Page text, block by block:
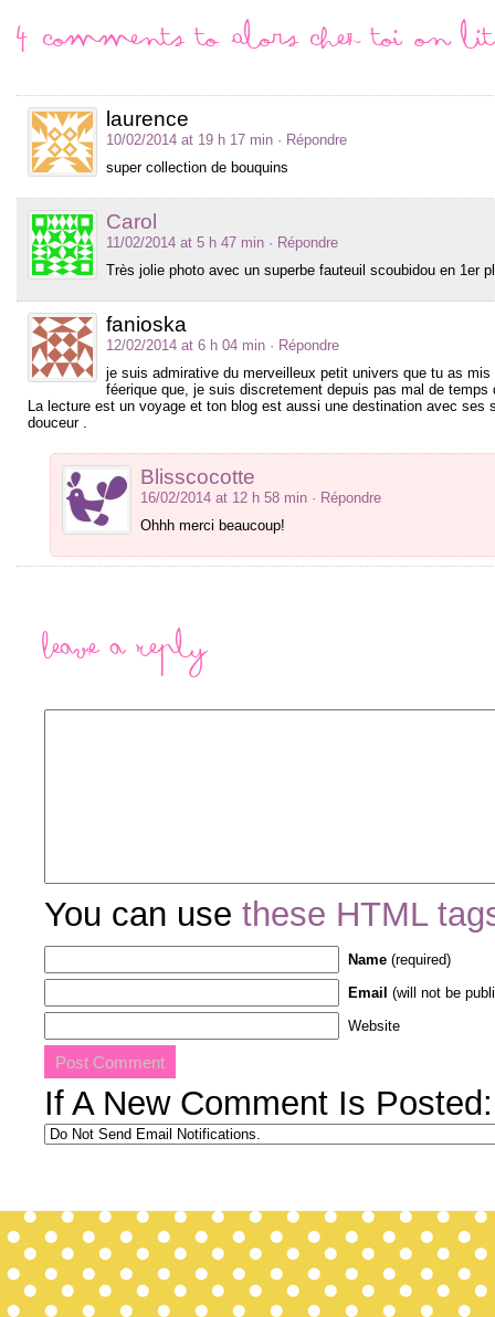
4 comments to Alors chez toi on
laurence
10/02/2014 at 19 h 17 min · Répondre
super collection de bouquins
Carol
11/02/2014 at 5 h 47 min · Répondre
Très jolie photo avec un superbe fauteuil scoubidou en 1er
fanioska
12/02/2014 at 6 h 04 min · Répondre
je suis admirative du merveilleux petit univers que tu as
féerique que, je suis discretement depuis pas mal de
La lecture est un voyage et ton blog est aussi une destination avec
douceur .
Blisscocotte
16/02/2014 at 12 h 58 min · Répondre
Ohhh merci beaucoup!
Leave a Reply
You can use these HTML
Name (required)
Email (will not be
Website
If A New Comment Is Posted: